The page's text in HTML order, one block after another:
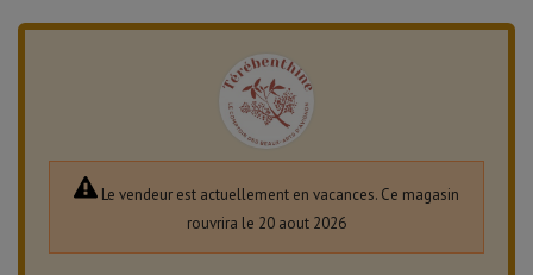
Le vendeur est actuellement en vacances. Ce magasin
rouvrira le 20 aout 2026